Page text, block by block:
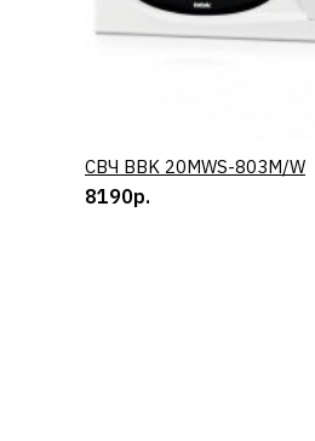
КУПИТЬ
СВЧ BBK 20MWS-803M/W
8190р.